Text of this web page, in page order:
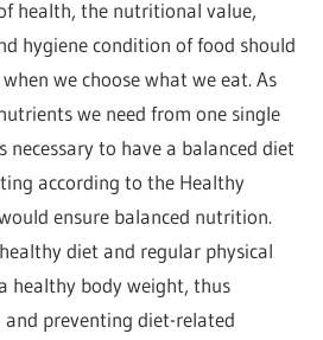
health, the nutritional value,
hygiene condition of food should
we choose what we eat. As
we need from one single
necessary to have a balanced diet
according to the Healthy
ensure balanced nutrition.
diet and regular physical
healthy body weight, thus
preventing diet-related